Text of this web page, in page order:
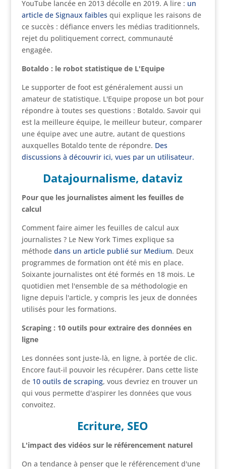
YouTube lancée en 2013 décolle en 2019. A lire : un
article de Signaux faibles qui explique les raisons de
ce succès : défiance envers les médias traditionnels,
rejet du politiquement correct, communauté
engagée.
Botaldo : le robot statistique de L'Equipe
Le supporter de foot est généralement aussi un
amateur de statistique. L'Equipe propose un bot pour
répondre à toutes ses questions : Botaldo. Savoir qui
est la meilleure équipe, le meilleur buteur, comparer
une équipe avec une autre, autant de questions
auxquelles Botaldo tente de répondre. Des
discussions à découvrir ici, vues par un utilisateur.
Datajournalisme, dataviz
Pour que les journalistes aiment les feuilles de
calcul
Comment faire aimer les feuilles de calcul aux
journalistes ? Le New York Times explique sa
méthode dans un article publié sur Medium. Deux
programmes de formation ont été mis en place.
Soixante journalistes ont été formés en 18 mois. Le
quotidien met l'ensemble de sa méthodologie en
ligne depuis l'article, y compris les jeux de données
utilisés pour les formations.
Scraping : 10 outils pour extraire des données en
ligne
Les données sont juste-là, en ligne, à portée de clic.
Encore faut-il pouvoir les récupérer. Dans cette liste
de 10 outils de scraping, vous devriez en trouver un
qui vous permette d'aspirer les données que vous
convoitez.
Ecriture, SEO
L'impact des vidéos sur le référencement naturel
On a tendance à penser que le référencement d'une